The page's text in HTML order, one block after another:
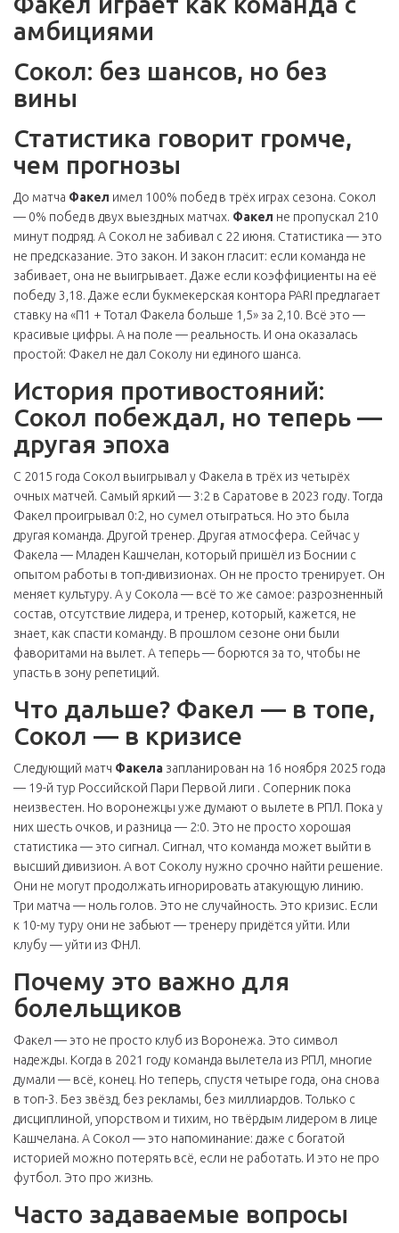
амбициями
Сокол: без шансов, но без
вины
Статистика говорит громче,
чем прогнозы
До матча Факел имел 100% побед в трёх играх сезона. Сокол
— 0% побед в двух выездных матчах. Факел не пропускал 210
минут подряд. А Сокол не забивал с 22 июня. Статистика — это
не предсказание. Это закон. И закон гласит: если команда не
забивает, она не выигрывает. Даже если коэффициенты на её
победу 3,18. Даже если букмекерская контора PARI предлагает
ставку на «П1 + Тотал Факела больше 1,5» за 2,10. Всё это —
красивые цифры. А на поле — реальность. И она оказалась
простой: Факел не дал Соколу ни единого шанса.
История противостояний:
Сокол побеждал, но теперь —
другая эпоха
С 2015 года Сокол выигрывал у Факела в трёх из четырёх
очных матчей. Самый яркий — 3:2 в Саратове в 2023 году. Тогда
Факел проигрывал 0:2, но сумел отыграться. Но это была
другая команда. Другой тренер. Другая атмосфера. Сейчас у
Факела — Младен Кашчелан, который пришёл из Боснии с
опытом работы в топ-дивизионах. Он не просто тренирует. Он
меняет культуру. А у Сокола — всё то же самое: разрозненный
состав, отсутствие лидера, и тренер, который, кажется, не
знает, как спасти команду. В прошлом сезоне они были
фаворитами на вылет. А теперь — борются за то, чтобы не
упасть в зону репетиций.
Что дальше? Факел — в топе,
Сокол — в кризисе
Следующий матч Факела запланирован на 16 ноября 2025 года
— 19-й тур Российской Пари Первой лиги . Соперник пока
неизвестен. Но воронежцы уже думают о вылете в РПЛ. Пока у
них шесть очков, и разница — 2:0. Это не просто хорошая
статистика — это сигнал. Сигнал, что команда может выйти в
высший дивизион. А вот Соколу нужно срочно найти решение.
Они не могут продолжать игнорировать атакующую линию.
Три матча — ноль голов. Это не случайность. Это кризис. Если
к 10-му туру они не забьют — тренеру придётся уйти. Или
клубу — уйти из ФНЛ.
Почему это важно для
болельщиков
Факел — это не просто клуб из Воронежа. Это символ
надежды. Когда в 2021 году команда вылетела из РПЛ, многие
думали — всё, конец. Но теперь, спустя четыре года, она снова
в топ-3. Без звёзд, без рекламы, без миллиардов. Только с
дисциплиной, упорством и тихим, но твёрдым лидером в лице
Кашчелана. А Сокол — это напоминание: даже с богатой
историей можно потерять всё, если не работать. И это не про
футбол. Это про жизнь.
Часто задаваемые вопросы